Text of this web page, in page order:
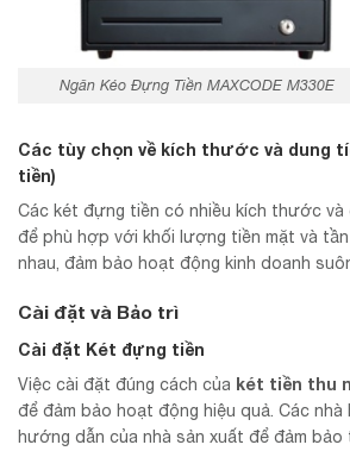
Ngăn Kéo Đựng Tiền MAXCODE M330E
Các tùy chọn về kích thước và dung
tiền)
Các két đựng tiền có nhiều kích thước và
để phù hợp với khối lượng tiền mặt và
nhau, đảm bảo hoạt động kinh doanh
Cài đặt và Bảo trì
Cài đặt Két đựng tiền
Việc cài đặt đúng cách của két tiền thu
để đảm bảo hoạt động hiệu quả. Các nhà
hướng dẫn của nhà sản xuất để đảm bảo